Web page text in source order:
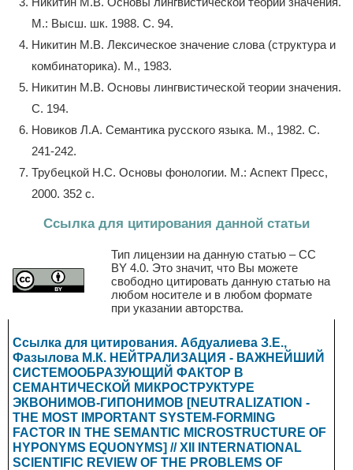
М.: Высш. шк. 1988. С. 94.
Никитин М.В. Лексическое значение слова (структура и
комбинаторика). М., 1983.
Никитин М.В. Основы лингвистической теории значения.
С. 194.
Новиков Л.А. Семантика русского языка. М., 1982. С.
241-242.
Трубецкой Н.С. Основы фонологии. М.: Аспект Пресс,
2000. 352 с.
Ссылка для цитирования данной статьи
Тип лицензии на данную статью – CC
BY 4.0. Это значит, что Вы можете
свободно цитировать данную статью на
любом носителе и в любом формате
при указании авторства.
Ссылка для цитирования. Абдуалиева З.E.,
Фазылова М.К. НЕЙТРАЛИЗАЦИЯ - ВАЖНЕЙШИЙ
СИСТЕМООБРАЗУЮЩИЙ ФАКТОР В
СЕМАНТИЧЕСКОЙ МИКРОСТРУКТУРЕ
ЭКВОНИМОВ-ГИПОНИМОВ [NEUTRALIZATION -
THE MOST IMPORTANT SYSTEM-FORMING
FACTOR IN THE SEMANTIC MICROSTRUCTURE OF
HYPONYMS EQUONYMS] // XII INTERNATIONAL
SCIENTIFIC REVIEW OF THE PROBLEMS OF